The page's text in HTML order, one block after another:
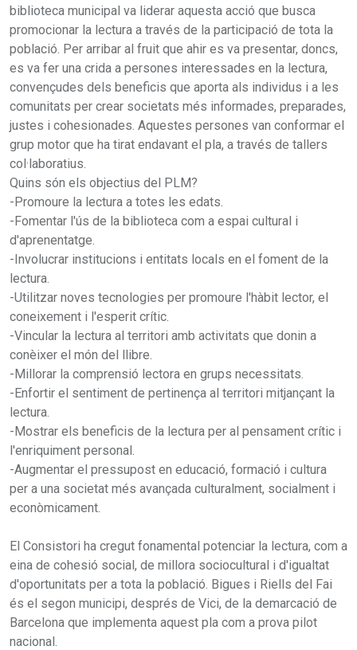
biblioteca municipal va liderar aquesta acció que busca
promocionar la lectura a través de la participació de tota la
població. Per arribar al fruit que ahir es va presentar, doncs,
es va fer una crida a persones interessades en la lectura,
convençudes dels beneficis que aporta als individus i a les
comunitats per crear societats més informades, preparades,
justes i cohesionades. Aquestes persones van conformar el
grup motor que ha tirat endavant el pla, a través de tallers
col·laboratius.
Quins són els objectius del PLM?
-Promoure la lectura a totes les edats.
-Fomentar l'ús de la biblioteca com a espai cultural i
d'aprenentatge.
-Involucrar institucions i entitats locals en el foment de la
lectura.
-Utilitzar noves tecnologies per promoure l'hàbit lector, el
coneixement i l'esperit crític.
-Vincular la lectura al territori amb activitats que donin a
conèixer el món del llibre.
-Millorar la comprensió lectora en grups necessitats.
-Enfortir el sentiment de pertinença al territori mitjançant la
lectura.
-Mostrar els beneficis de la lectura per al pensament crític i
l'enriquiment personal.
-Augmentar el pressupost en educació, formació i cultura
per a una societat més avançada culturalment, socialment i
econòmicament.
El Consistori ha cregut fonamental potenciar la lectura, com a
eina de cohesió social, de millora sociocultural i d'igualtat
d'oportunitats per a tota la població. Bigues i Riells del Fai
és el segon municipi, després de Vici, de la demarcació de
Barcelona que implementa aquest pla com a prova pilot
nacional.